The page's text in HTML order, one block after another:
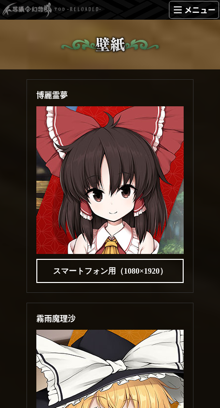
メニュー
博麗霊夢
スマートフォン用（1080×1920）
霧雨魔理沙